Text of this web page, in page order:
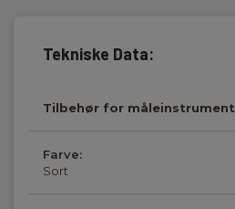
Tekniske Data:
Tilbehør for måleinstrument
Farve:
Sort